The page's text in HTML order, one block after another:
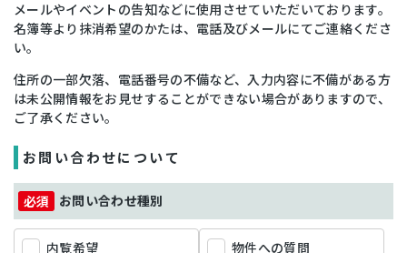
メールやイベントの告知などに使用させていただいております。
名簿等より抹消希望のかたは、電話及びメールにてご連絡くださ
い。
住所の一部欠落、電話番号の不備など、入力内容に不備がある方
は未公開情報をお見せすることができない場合がありますので、
ご了承ください。
お問い合わせについて
お問い合わせ種別
内覧希望 物件への質問